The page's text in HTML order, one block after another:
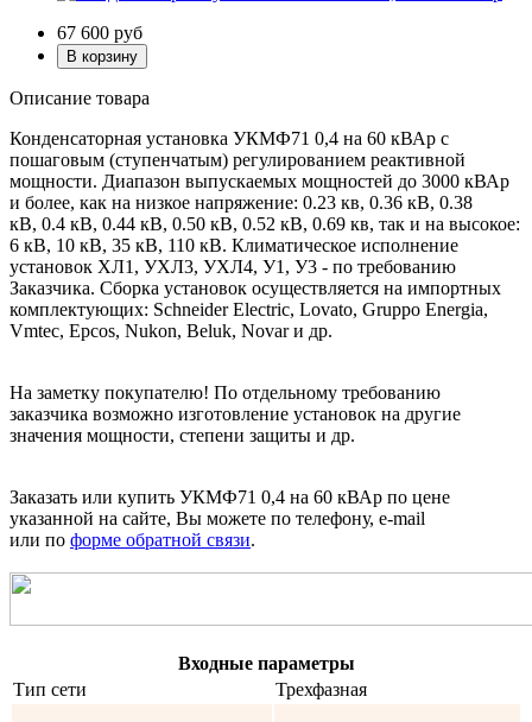
67 600 руб
Описание товара
Конденсаторная установка УКМФ71 0,4 на 60 кВАр с
пошаговым (ступенчатым) регулированием реактивной
мощности. Диапазон выпускаемых мощностей до 3000 кВАр
и более, как на низкое напряжение: 0.23 кв, 0.36 кВ, 0.38
кВ, 0.4 кВ, 0.44 кВ, 0.50 кВ, 0.52 кВ, 0.69 кв, так и на высокое:
6 кВ, 10 кВ, 35 кВ, 110 кВ. Климатическое исполнение
установок ХЛ1, УХЛ3, УХЛ4, У1, У3 - по требованию
Заказчика. Сборка установок осуществляется на импортных
комплектующих: Schneider Electric, Lovato, Gruppo Energia,
Vmtec, Epcos, Nukon, Beluk, Novar и др.
На заметку покупателю! По отдельному требованию
заказчика возможно изготовление установок на другие
значения мощности, степени защиты и др.
Заказать или купить УКМФ71 0,4 на 60 кВАр по цене
указанной на сайте, Вы можете по телефону, e-mail
или по форме обратной связи.
Входные параметры
Тип сети
Трехфазная